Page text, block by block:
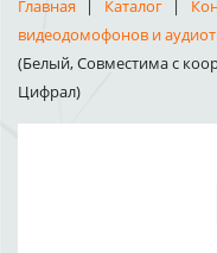
Главная Каталог
видеодомофонов и
(Белый, Совместима с
Цифрал)